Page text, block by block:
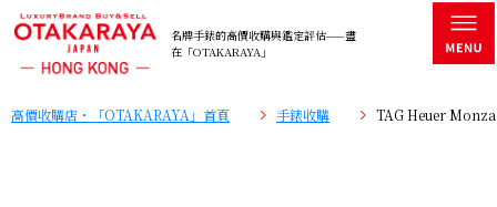
名牌手錶的高價收購與鑑定評估——盡
在「OTAKARAYA」
高價收購店・「OTAKARAYA」首頁 手錶收購 TAG Heuer Monza